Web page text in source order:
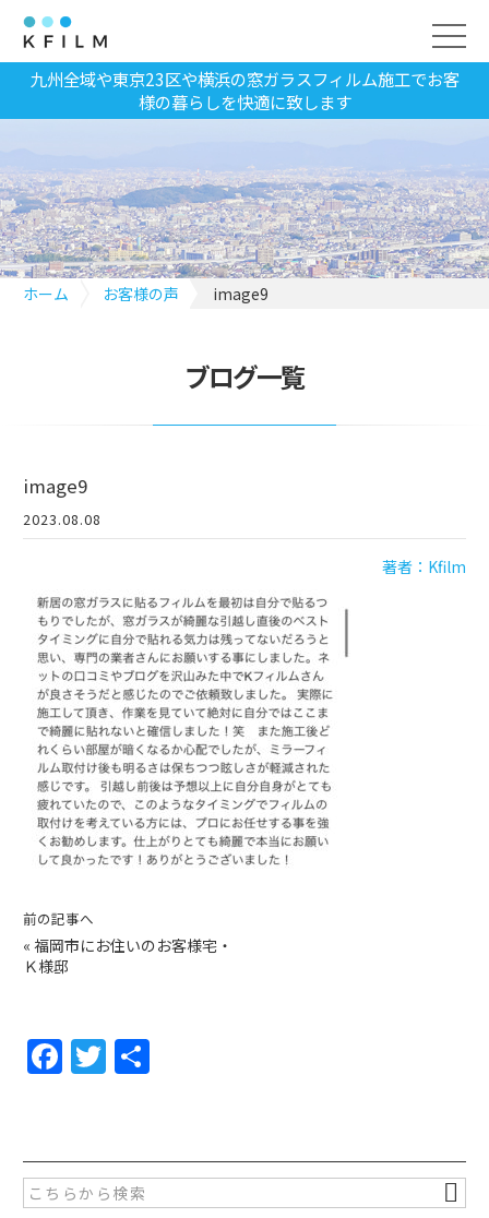
九州全域や東京23区や横浜の窓ガラスフィルム施工でお客
様の暮らしを快適に致します
ホーム お客様の声 image9
ブログ一覧
image9
2023.08.08
著者：Kfilm
前の記事へ
« 福岡市にお住いのお客様宅・
Ｋ様邸
F
a
e
b
T
w
er